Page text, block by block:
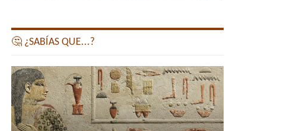
🤔 ¿SABÍAS QUE...?